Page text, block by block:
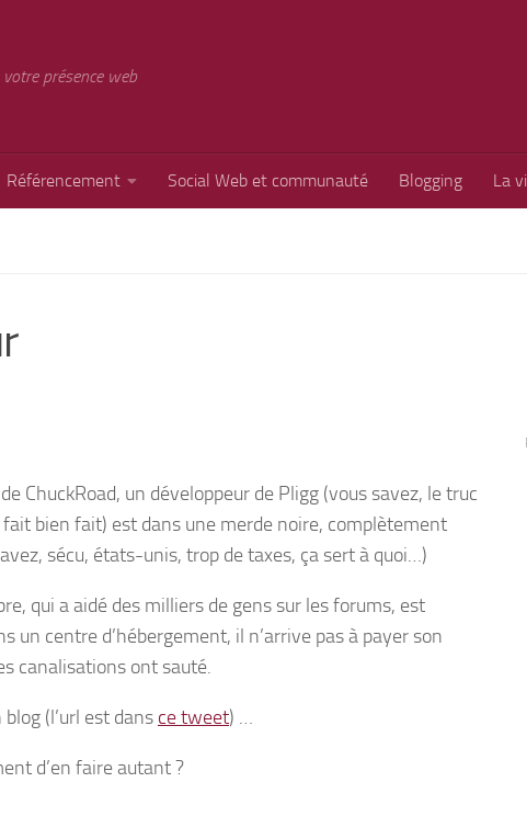
présence web
Référencement Social Web et communauté Blogging La
ChuckRoad, un développeur de Pligg (vous savez, le truc
bien fait) est dans une merde noire, complètement
sécu, états-unis, trop de taxes, ça sert à quoi…)
qui a aidé des milliers de gens sur les forums, est
un centre d’hébergement, il n’arrive pas à payer son
canalisations ont sauté.
(l’url est dans ce tweet) …
d’en faire autant ?